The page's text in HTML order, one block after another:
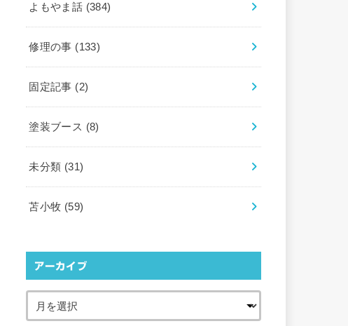
よもやま話 (384)
修理の事 (133)
固定記事 (2)
塗装ブース (8)
未分類 (31)
苫小牧 (59)
アーカイブ